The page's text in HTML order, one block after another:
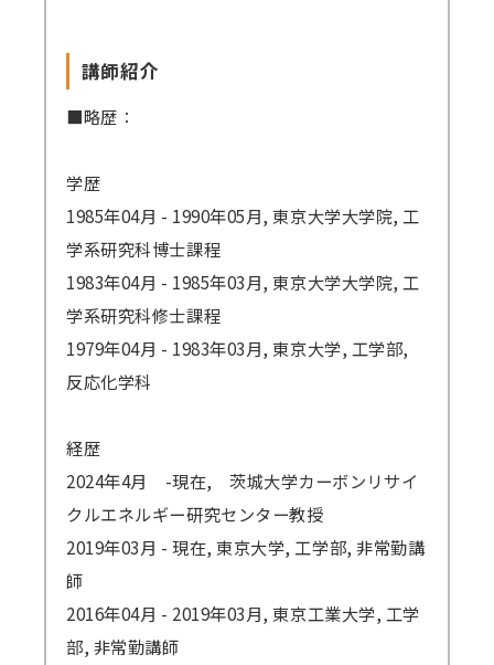
商品企画リクエスト
メルマガ登録
セミナー会場アクセス
講師紹介
■略歴：
学歴
1985年04月 - 1990年05月, 東京大学大学院, 工
学系研究科博士課程
1983年04月 - 1985年03月, 東京大学大学院, 工
学系研究科修士課程
1979年04月 - 1983年03月, 東京大学, 工学部,
反応化学科
経歴
2024年4月 -現在, 茨城大学カーボンリサイ
クルエネルギー研究センター教授
2019年03月 - 現在, 東京大学, 工学部, 非常勤講
師
2016年04月 - 2019年03月, 東京工業大学, 工学
部, 非常勤講師